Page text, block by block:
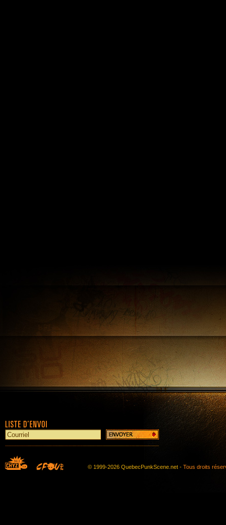
© 1999-2026 QuebecPunkScene.net - Tous droits